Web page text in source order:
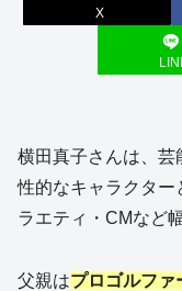
X
横田真子さんは、芸
性的なキャラクター
ラエティ・CMなど
父親はプロゴルファ